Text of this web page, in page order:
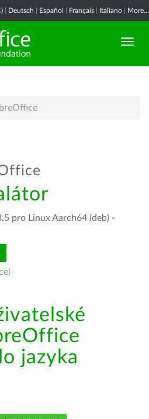
Deutsch Español Français Italiano More...
pro Linux Aarch64 (deb) -
)
jazyka